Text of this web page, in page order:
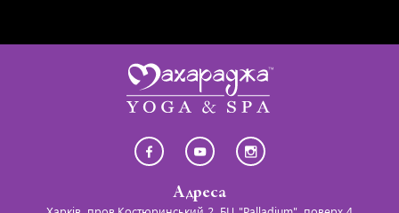
Адреса